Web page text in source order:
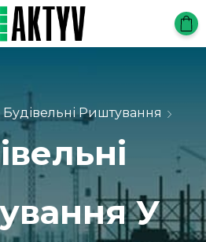
Будівельні Риштування
У